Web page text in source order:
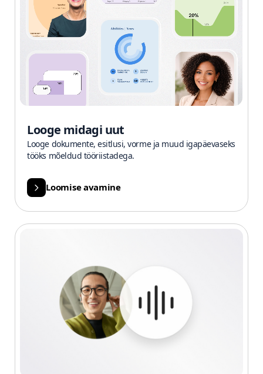
Looge midagi uut
Looge dokumente, esitlusi, vorme ja muud igapäevaseks
tööks mõeldud tööriistadega.
Loomise avamine